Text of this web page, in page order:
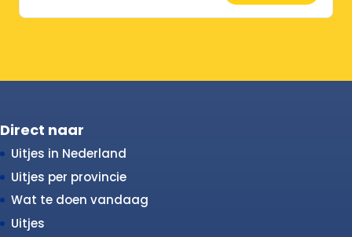
Direct naar
Uitjes in Nederland
Uitjes per provincie
Wat te doen vandaag
Uitjes